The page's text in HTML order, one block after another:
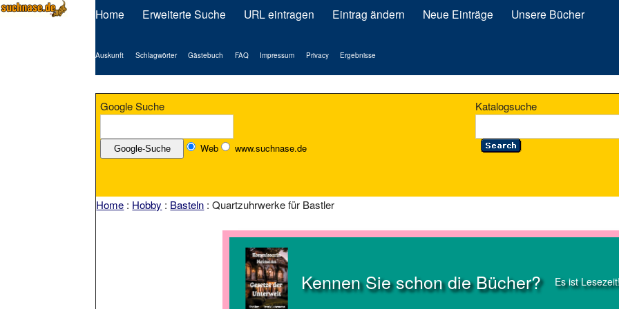
Home Erweiterte Suche URL eintragen Eintrag ändern Neue Einträge Unsere Bücher
Auskunft Schlagwörter Gästebuch FAQ Impressum Privacy Ergebnisse
Google Suche
Web www.suchnase.de
Katalogsuche
Home : Hobby : Basteln : Quartzuhrwerke für Bastler
Kennen Sie schon die Bücher? Es ist